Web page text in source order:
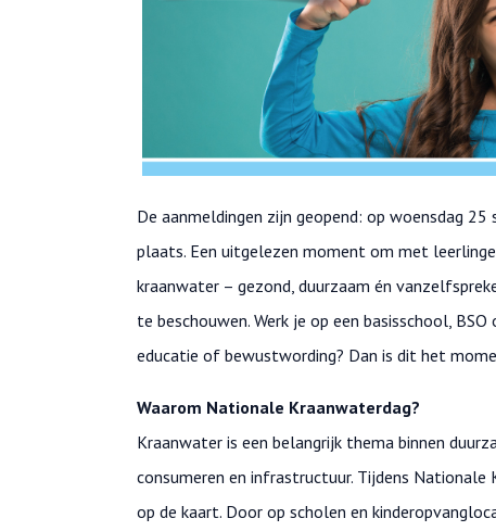
De aanmeldingen zijn geopend: op woensdag
plaats. Een uitgelezen moment om met
kraanwater – gezond, duurzaam én
te beschouwen. Werk je op een basisschool,
educatie of bewustwording? Dan is dit het
Waarom Nationale Kraanwaterdag?
Kraanwater is een belangrijk thema binnen
consumeren en infrastructuur. Tijdens
op de kaart. Door op scholen en